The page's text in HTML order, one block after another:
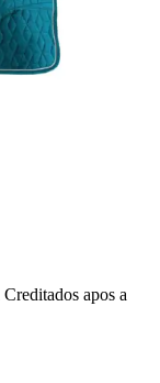
Creditados apos a